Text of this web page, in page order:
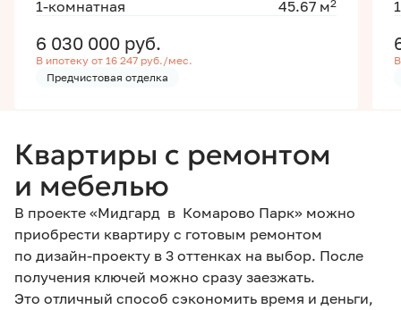
1-комнатная 45.67 м2
6 030 000 руб.
В ипотеку от 16 247 руб./мес.
Предчистовая отделка
Квартиры с ремонтом
и мебелью
В проекте «Мидгард в Комарово Парк» можно
приобрести квартиру с готовым ремонтом
по дизайн-проекту в 3 оттенках на выбор. После
получения ключей можно сразу заезжать.
Это отличный способ сэкономить время и деньги,